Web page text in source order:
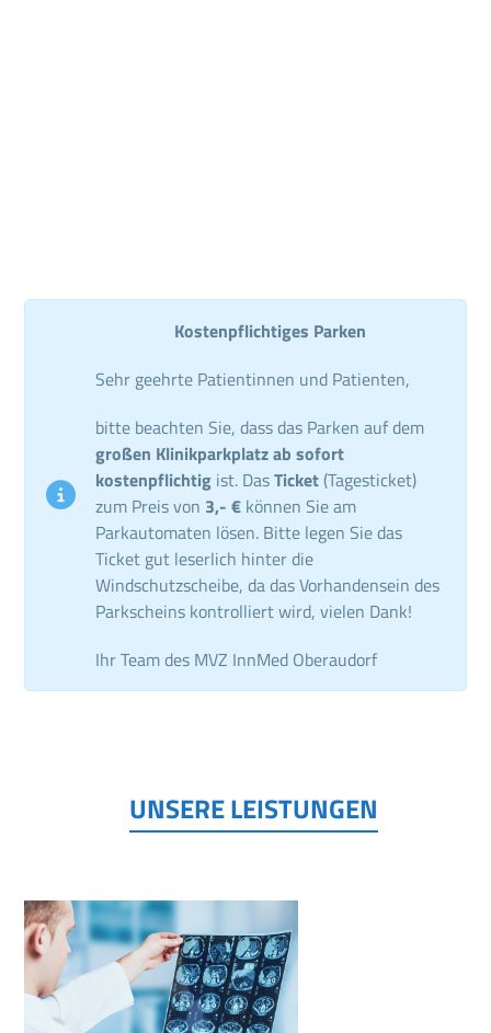
Kostenpflichtiges Parken
Sehr geehrte Patientinnen und Patienten,
bitte beachten Sie, dass das Parken auf dem
großen Klinikparkplatz ab sofort
kostenpflichtig ist. DasTicket (Tagesticket)
zum Preis von 3,- € können Sie am
Parkautomaten lösen. Bitte legen Sie das
Ticket gut leserlich hinter die
Windschutzscheibe, da das Vorhandensein des
Parkscheins kontrolliert wird, vielen Dank!
Ihr Team des MVZ InnMed Oberaudorf
UNSERE LEISTUNGEN